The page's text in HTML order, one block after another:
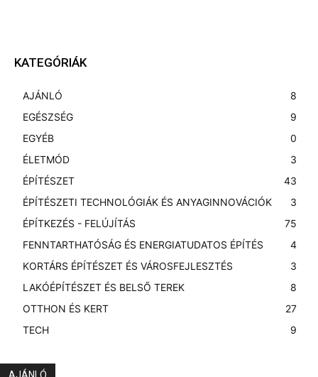
KATEGÓRIÁK
AJÁNLÓ
8
EGÉSZSÉG
9
EGYÉB
0
ÉLETMÓD
3
ÉPÍTÉSZET
43
ÉPÍTÉSZETI TECHNOLÓGIÁK ÉS ANYAGINNOVÁCIÓK
3
ÉPÍTKEZÉS - FELÚJÍTÁS
75
FENNTARTHATÓSÁG ÉS ENERGIATUDATOS ÉPÍTÉS
4
KORTÁRS ÉPÍTÉSZET ÉS VÁROSFEJLESZTÉS
3
LAKÓÉPÍTÉSZET ÉS BELSŐ TEREK
8
OTTHON ÉS KERT
27
TECH
9
AJÁNLÓ